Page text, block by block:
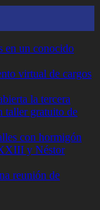
en un conocido
virtual de cargos
la tercera
taller gratuito de
con hormigón
y Néstor
reunión de